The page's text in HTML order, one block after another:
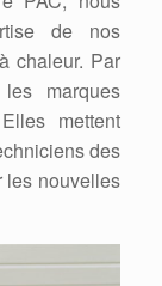
de nos
chaleur. Par
marques
mettent
des
les nouvelles